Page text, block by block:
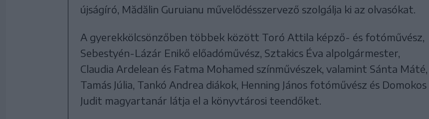
újságíró, Mădălin Guruianu művelődésszervező szolgálja ki az olvasókat.
A gyerekkölcsönzőben többek között Toró Attila képző- és fotóművész,
Sebestyén-Lázár Enikő előadóművész, Sztakics Éva alpolgármester,
Claudia Ardelean és Fatma Mohamed színművészek, valamint Sánta Máté,
Tamás Júlia, Tankó Andrea diákok, Henning János fotóművész és Domokos
Judit magyartanár látja el a könyvtárosi teendőket.